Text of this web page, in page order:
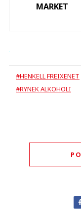
MARKET
#HENKELL FREIXENET
#RYNEK ALKOHOLI